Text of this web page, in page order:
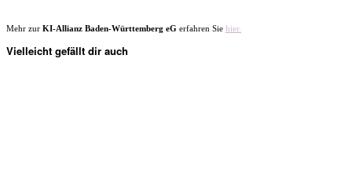
Mehr zur KI-Allianz Baden-Württemberg eG erfahren Sie hier.
Vielleicht gefällt dir auch